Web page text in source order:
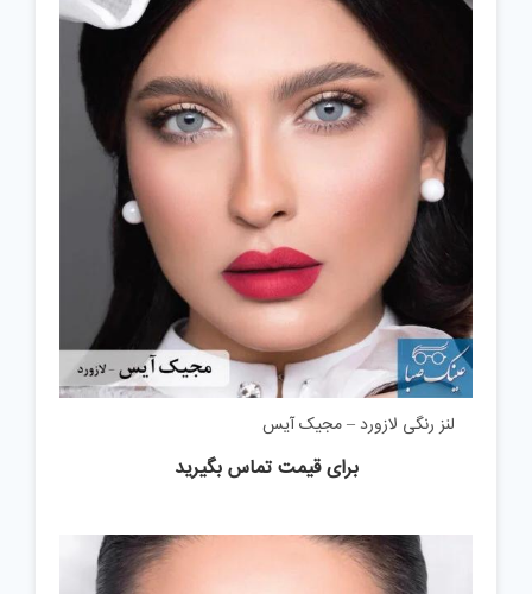
لنز رنگی لازورد – مجیک آیس
برای قیمت تماس بگیرید